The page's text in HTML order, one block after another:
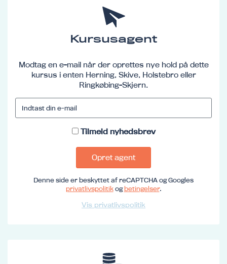
Kursusagent
Modtag en e-mail når der oprettes nye hold på dette
kursus i enten Herning, Skive, Holstebro eller
Ringkøbing-Skjern.
Tilmeld nyhedsbrev
Opret agent
Denne side er beskyttet af reCAPTCHA og Googles
privatlivspolitikogbetingelser.
Vis privatlivspolitik